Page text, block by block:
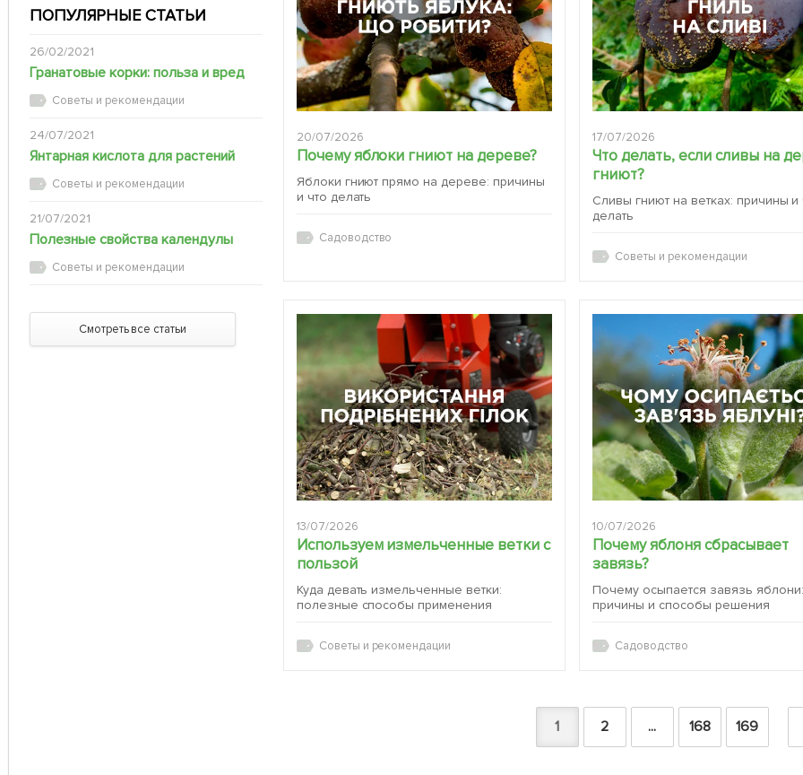
ПОПУЛЯРНЫЕ СТАТЬИ
26/02/2021
Гранатовые корки: польза и вред
Советы и рекомендации
24/07/2021
Янтарная кислота для растений
Советы и рекомендации
21/07/2021
Полезные свойства календулы
Советы и рекомендации
Смотреть все статьи
20/07/2026
Почему яблоки гниют на дереве?
Яблоки гниют прямо на дереве: причины
и что делать
Садоводство
17/07/2026
Что делать, если сливы на
гниют?
Сливы гниют на ветках: причины и
делать
Советы и рекомендации
13/07/2026
Используем измельченные ветки с
пользой
Куда девать измельченные ветки:
полезные способы применения
Советы и рекомендации
10/07/2026
Почему яблоня сбрасывает
завязь?
Почему осыпается завязь яблони:
причины и способы решения
Садоводство
1 2 ... 168 169